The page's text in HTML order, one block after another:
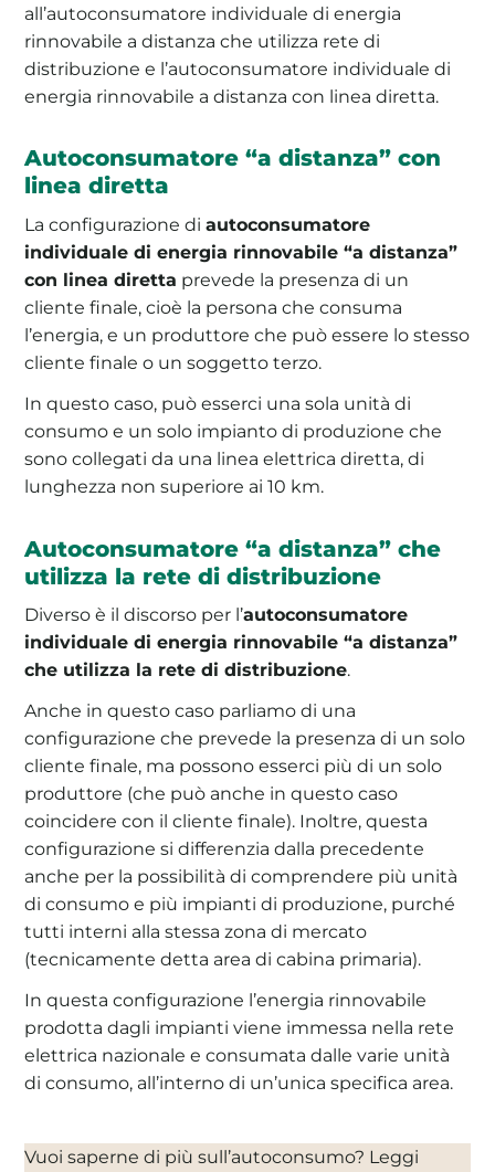
all’autoconsumatore individuale di energia
rinnovabile a distanza che utilizza rete di
distribuzione e l’autoconsumatore individuale di
energia rinnovabile a distanza con linea diretta.
Autoconsumatore “a distanza” con
linea diretta
La configurazione diautoconsumatore
individuale di energia rinnovabile “a distanza”
con linea diretta prevede la presenza di un
cliente finale, cioè la persona che consuma
l’energia, e un produttore che può essere lo stesso
cliente finale o un soggetto terzo.
In questo caso, può esserci una sola unità di
consumo e un solo impianto di produzione che
sono collegati da una linea elettrica diretta, di
lunghezza non superiore ai 10 km.
Autoconsumatore “a distanza” che
utilizza la rete di distribuzione
Diverso è il discorso per l’autoconsumatore
individuale di energia rinnovabile “a distanza”
che utilizza la rete di distribuzione.
Anche in questo caso parliamo di una
configurazione che prevede la presenza di un solo
cliente finale, ma possono esserci più di un solo
produttore (che può anche in questo caso
coincidere con il cliente finale). Inoltre, questa
configurazione si differenzia dalla precedente
anche per la possibilità di comprendere più unità
di consumo e più impianti di produzione, purché
tutti interni alla stessa zona di mercato
(tecnicamente detta area di cabina primaria).
In questa configurazione l’energia rinnovabile
prodotta dagli impianti viene immessa nella rete
elettrica nazionale e consumata dalle varie unità
di consumo, all’interno di un’unica specifica area.
Vuoi saperne di più sull’autoconsumo? Leggi